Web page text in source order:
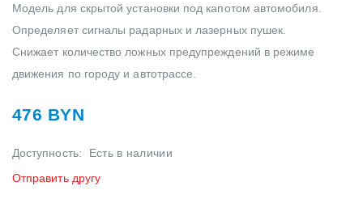
Модель для скрытой установки под капотом автомобиля.
Определяет сигналы радарных и лазерных пушек.
Снижает количество ложных предупреждений в режиме
движения по городу и автотрассе.
476 BYN
Доступность:
Есть в наличии
Отправить другу